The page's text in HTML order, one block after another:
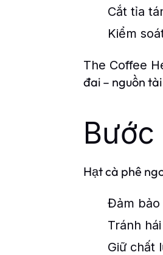
Cắt tỉa
Kiểm
The Coffee
đai – nguồn
Hạt cà phê
Đảm bảo
Tránh
Giữ chất